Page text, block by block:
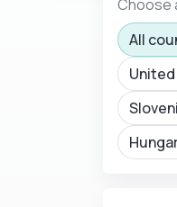
Choose
All